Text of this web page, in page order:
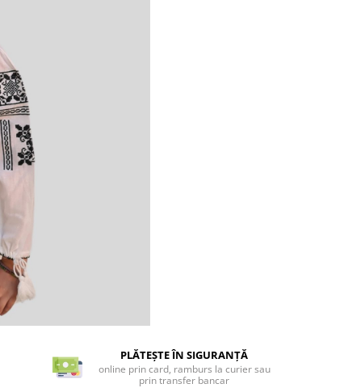
PLĂTEȘTE ÎN SIGURANȚĂ
online prin card, ramburs la curier sau
prin transfer bancar